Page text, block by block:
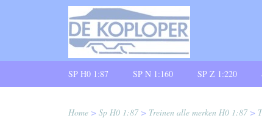
SP H0 1:87 SP N 1:160 SP Z 1:220
Home > Sp H0 1:87> Treinen alle merken H0 1:87>